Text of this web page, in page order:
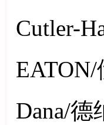
Cutler-
EATON/
Dana/德